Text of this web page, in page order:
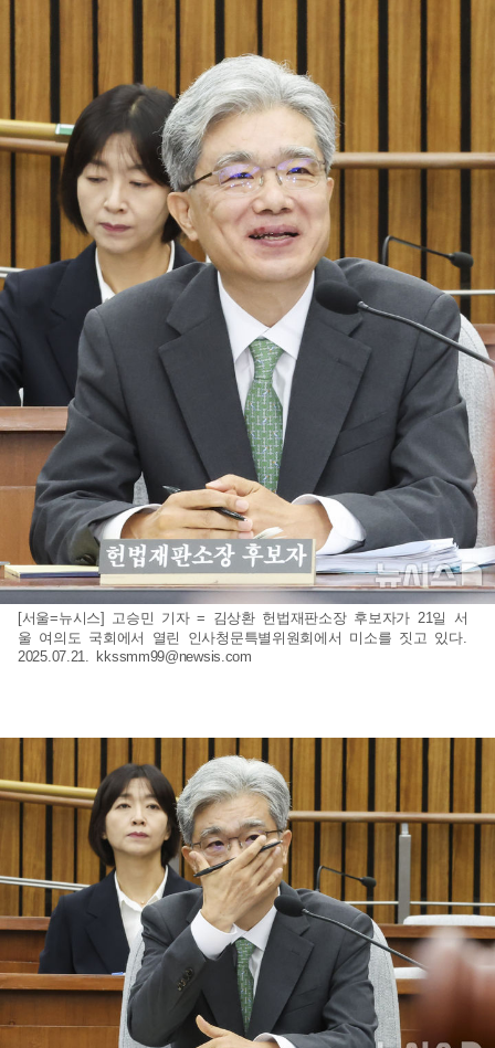
[서울=뉴시스] 고승민 기자 = 김상환 헌법재판소장 후보자가 21일 서
울 여의도 국회에서 열린 인사청문특별위원회에서 미소를 짓고 있다.
2025.07.21. kkssmm99@newsis.com